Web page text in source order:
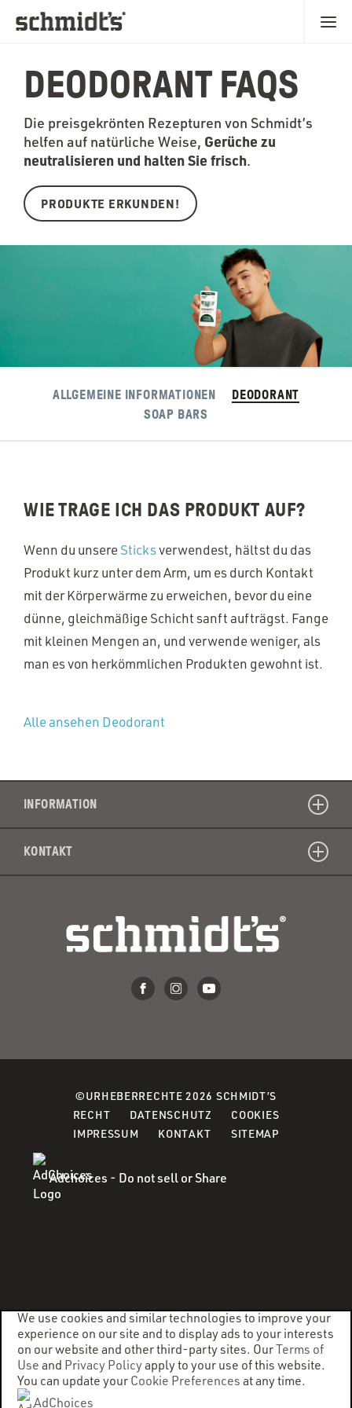
DEODORANT FAQS
Die preisgekrönten Rezepturen von Schmidt’s
helfen auf natürliche Weise, Gerüche zu
neutralisieren und halten Sie frisch.
PRODUKTE ERKUNDEN!
ALLGEMEINE INFORMATIONEN
DEODORANT
SOAP BARS
WIE TRAGE ICH DAS PRODUKT AUF?
Wenn du unsereSticksverwendest, hältst du das
Produkt kurz unter dem Arm, um es durch Kontakt
mit der Körperwärme zu erweichen, bevor du eine
dünne, gleichmäßige Schicht sanft aufträgst. Fange
mit kleinen Mengen an, und verwende weniger, als
man es von herkömmlichen Produkten gewohnt ist.
Alle ansehen Deodorant
INFORMATION
KONTAKT
©URHEBERRECHTE 2026 SCHMIDT’S
RECHT(OPENS
IN
NEW
DATENSCHUTZ (OPENS
COOKIES(OPENS
IMPRESSUM KONTAKT SITEMAP
Adchoices - Do not sell or Share
We use cookies and similar technologies to improve your
experience on our site and to display ads to your interests
on our website and other third-party sites. OurTerms of
Use and Privacy Policyapply to your use of this website.
You can update your Cookie Preferences at any time.
AdChoices